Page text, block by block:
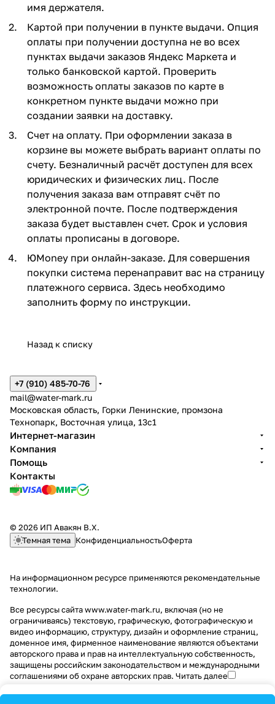
имя держателя.
Картой при получении в пункте выдачи. Опция
оплаты при получении доступна не во всех
пунктах выдачи заказов Яндекс Маркета и
только банковской картой. Проверить
возможность оплаты заказов по карте в
конкретном пункте выдачи можно при
создании заявки на доставку.
Счет на оплату. При оформлении заказа в
корзине вы можете выбрать вариант оплаты по
счету. Безналичный расчёт доступен для всех
юридических и физических лиц. После
получения заказа вам отправят счёт по
электронной почте. После подтверждения
заказа будет выставлен счет. Срок и условия
оплаты прописаны в договоре.
ЮMoney при онлайн-заказе. Для совершения
покупки система перенаправит вас на страницу
платежного сервиса. Здесь необходимо
заполнить форму по инструкции.
Назад к списку
+7 (910) 485-70-76
mail@water-mark.ru
Московская область, Горки Ленинские, промзона
Технопарк, Восточная улица, 13с1
Интернет-магазин
Компания
Помощь
Контакты
© 2026 ИП Авакян В.Х.
Темная тема КонфиденциальностьОферта
На информационном ресурсе применяются рекомендательные
технологии.
Все ресурсы сайта www.water-mark.ru, включая (но не
ограничиваясь) текстовую, графическую, фотографическую и
видео информацию, структуру, дизайн и оформление страниц,
доменное имя, фирменное наименование являются объектами
авторского права и прав на интеллектуальную собственность,
защищены российским законодательством и международными
соглашениями об охране авторских прав. Читать далее